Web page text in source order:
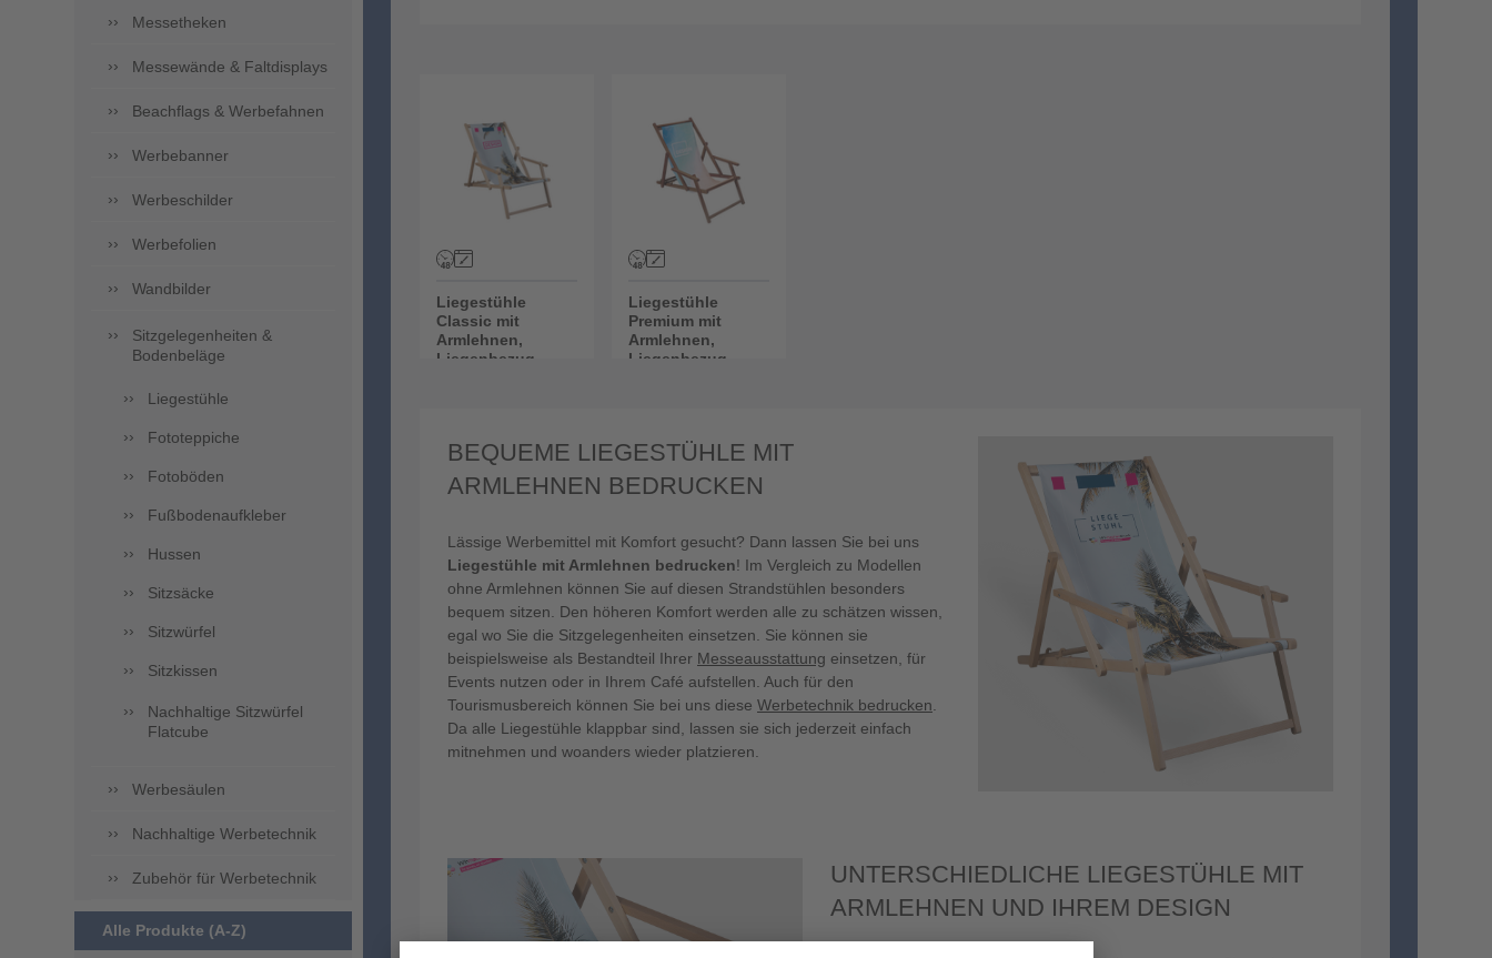
Messetheken
Messewände & Faltdisplays
Beachflags & Werbefahnen
Werbebanner
Werbeschilder
Werbefolien
Wandbilder
Sitzgelegenheiten &
Bodenbeläge
Liegestühle
Fototeppiche
Fotoböden
Fußbodenaufkleber
Hussen
Sitzsäcke
Sitzwürfel
Sitzkissen
Nachhaltige Sitzwürfel
Flatcube
Werbesäulen
Nachhaltige Werbetechnik
Zubehör für Werbetechnik
Alle Produkte (A-Z)
Liegestühle
Classic mit
Armlehnen,
Liegenbezug
Liegestühle
Premium mit
Armlehnen,
Liegenbezug
BEQUEME LIEGESTÜHLE MIT
ARMLEHNEN BEDRUCKEN
Lässige Werbemittel mit Komfort gesucht? Dann lassen Sie bei uns
Liegestühle mit Armlehnen bedrucken! Im Vergleich zu Modellen
ohne Armlehnen können Sie auf diesen Strandstühlen besonders
bequem sitzen. Den höheren Komfort werden alle zu schätzen wissen,
egal wo Sie die Sitzgelegenheiten einsetzen. Sie können sie
beispielsweise als Bestandteil Ihrer Messeausstattung einsetzen, für
Events nutzen oder in Ihrem Café aufstellen. Auch für den
Tourismusbereich können Sie bei uns diese Werbetechnik bedrucken
Da alle Liegestühle klappbar sind, lassen sie sich jederzeit einfach
mitnehmen und woanders wieder platzieren.
UNTERSCHIEDLICHE LIEGESTÜHLE MIT
ARMLEHNEN UND IHREM DESIGN